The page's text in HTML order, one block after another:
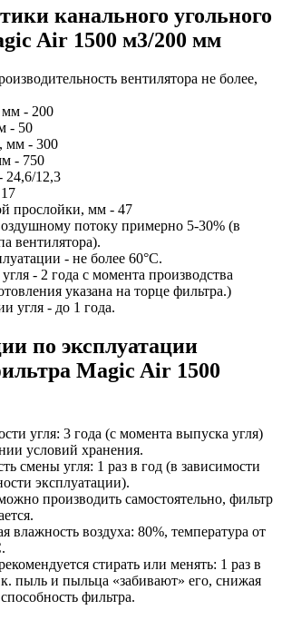
канального угольного
Air 1500 м3/200 мм
вентилятора не более,
мм - 200
- 50
мм - 300
- 750
24,6/12,3
прослойки, мм - 47
потоку примерно 5-30% (в
вентилятора).
- не более 60°C.
- 2 года с момента производства
указана на торце фильтра.)
угля - до 1 года.
по эксплуатации
Magic Air 1500
угля: 3 года (с момента выпуска угля)
условий хранения.
смены угля: 1 раз в год (в зависимости
эксплуатации).
производить самостоятельно, фильтр
влажность воздуха: 80%, температура от
стирать или менять: 1 раз в
пыль и пыльца «забивают» его, снижая
фильтра.